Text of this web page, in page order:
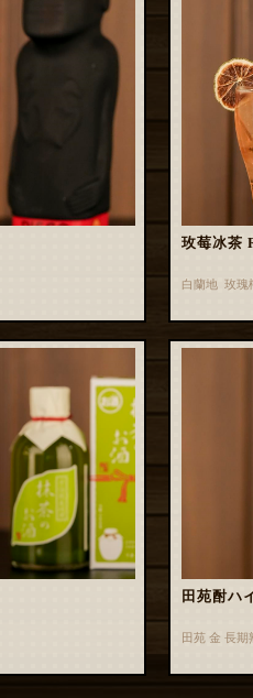
玫莓冰茶
白蘭地 玫瑰
田苑酎ハ
田苑 金 長